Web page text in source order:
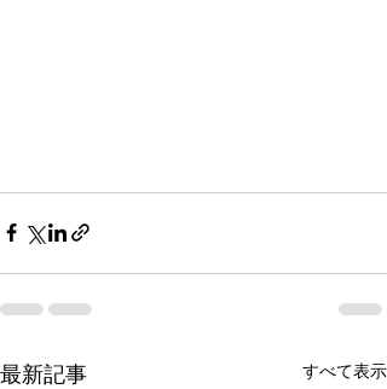
最新記事 すべて表示